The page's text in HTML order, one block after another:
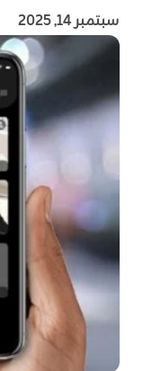
سبتمبر 14, 2025